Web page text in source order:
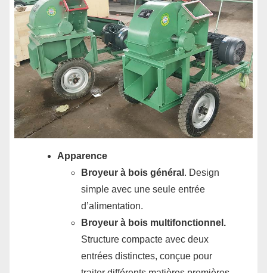
Apparence
Broyeur à bois général . Design
simple avec une seule entrée
d’alimentation.
Broyeur à bois multifonctionnel.
Structure compacte avec deux
entrées distinctes, conçue pour